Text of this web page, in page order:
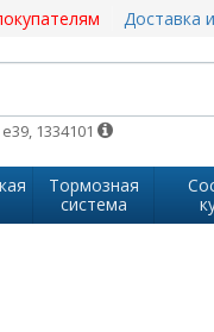
Доставка
1334101
Тормозная
система